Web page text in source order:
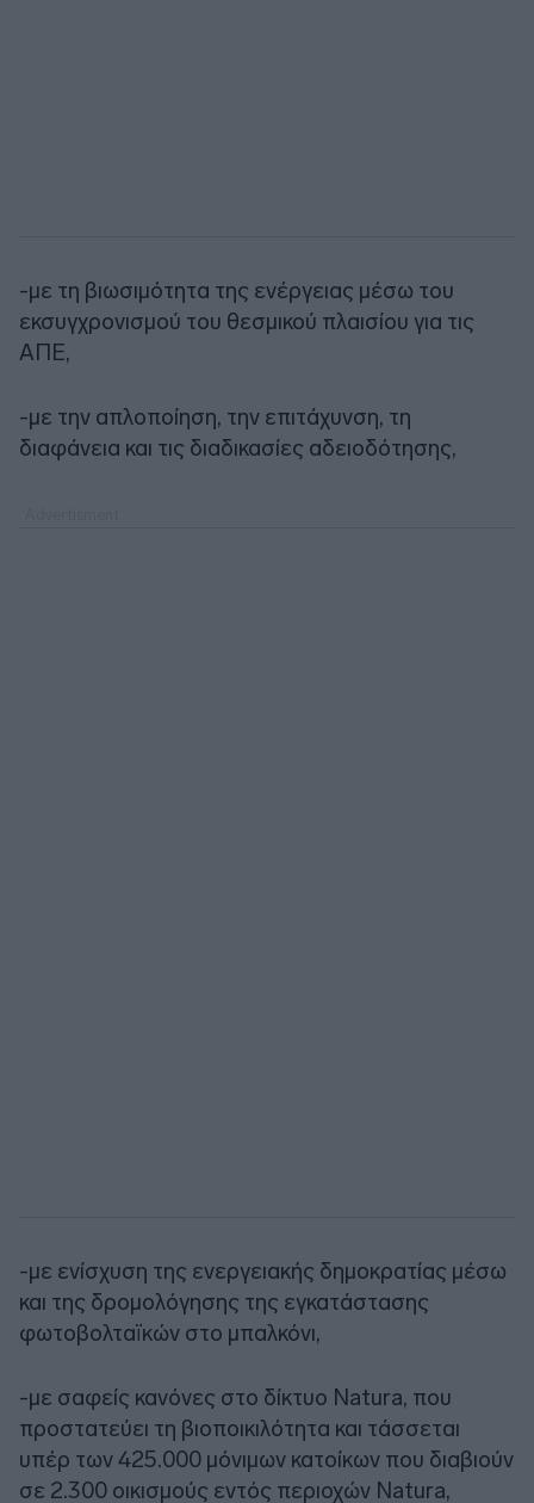
-με τη βιωσιμότητα της ενέργειας μέσω του
εκσυγχρονισμού του θεσμικού πλαισίου για τις
ΑΠΕ,
-με την απλοποίηση, την επιτάχυνση, τη
διαφάνεια και τις διαδικασίες αδειοδότησης,
-με ενίσχυση της ενεργειακής δημοκρατίας μέσω
και της δρομολόγησης της εγκατάστασης
φωτοβολταϊκών στο μπαλκόνι,
-με σαφείς κανόνες στο δίκτυο Natura, που
προστατεύει τη βιοποικιλότητα και τάσσεται
υπέρ των 425.000 μόνιμων κατοίκων που διαβιούν
σε 2.300 οικισμούς εντός περιοχών Natura,